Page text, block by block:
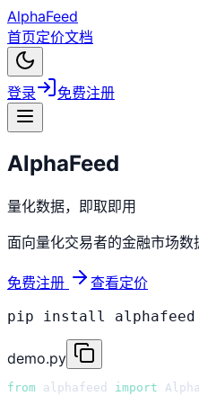
AlphaFeed
首页定价文档
登录 免费注册
AlphaFeed
量化数据，即取即用
面向量化交易者的金融市场
免费注册 查看定价
pip install alphafeed
demo.py
from alphafeed import